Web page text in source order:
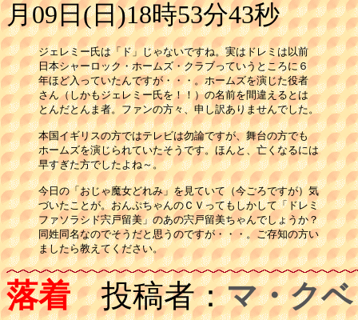
月09日(日)18時53分43秒
ジェレミー氏は「ド」じゃないですね。実はドレミは以前
日本シャーロック・ホームズ・クラブっていうところに６
年ほど入っていたんですが・・・。ホームズを演じた役者
さん（しかもジェレミー氏を！！）の名前を間違えるとは
とんだとんま者。ファンの方々、申し訳ありませんでした。
本国イギリスの方ではテレビは勿論ですが、舞台の方でも
ホームズを演じられていたそうです。ほんと、亡くなるには
早すぎた方でしたよね～。
今日の「おじゃ魔女どれみ」を見ていて（今ごろですが）気
づいたことが。おんぷちゃんのＣＶってもしかして「ドレミ
ファソラシド宍戸留美」のあの宍戸留美ちゃんでしょうか？
同姓同名なのでそうだと思うのですが・・・。ご存知の方い
ましたら教えてください。
落着投稿者：マ・クベ